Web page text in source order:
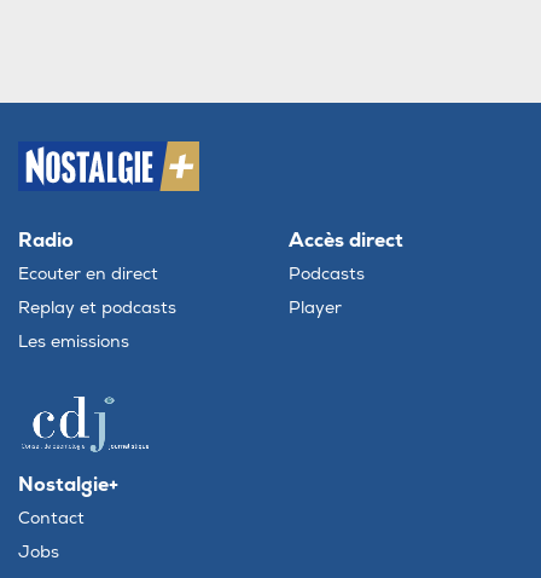
Radio
Ecouter en direct
Replay et podcasts
Les emissions
Accès direct
Podcasts
Player
Nostalgie+
Contact
Jobs